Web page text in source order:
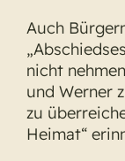
Auch
nicht
und Werner
zu
Heimat“